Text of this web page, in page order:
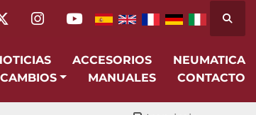
twitterinstagram
youtube
NOTICIAS ACCESORIOS
NEUMATICA
MANUALES CONTACTO